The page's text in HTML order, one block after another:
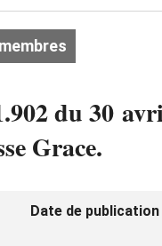
du 30
Grace.
Date de publication